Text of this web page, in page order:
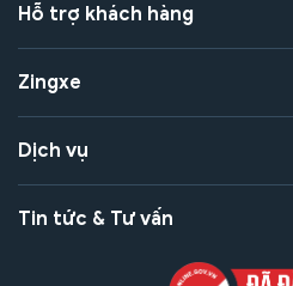
Hỗ trợ khách hàng
Zingxe
Dịch vụ
Tin tức & Tư vấn